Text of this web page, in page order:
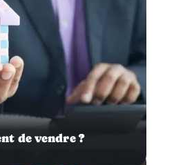
de vendre ?